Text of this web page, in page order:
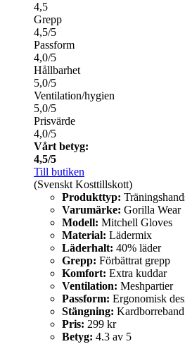
4,5
Grepp
4,5/5
Passform
4,0/5
Hållbarhet
5,0/5
Ventilation/hygien
5,0/5
Prisvärde
4,0/5
Vårt betyg:
4,5/5
Till butiken
(Svenskt Kosttillskott)
Produkttyp:
Varumärke: Gorilla Wear
Modell: Mitchell Gloves
Material: Lädermix
Läderhalt: 40% läder
Grepp: Förbättrat grepp
Komfort: Extra kuddar
Ventilation: Meshpartier
Passform: Ergonomisk
Stängning: Kardborreband
Pris: 299 kr
Betyg: 4.3 av 5